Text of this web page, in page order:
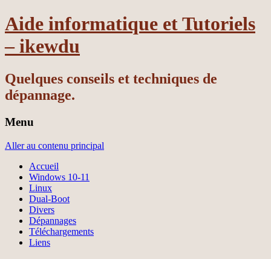
Aide informatique et Tutoriels
– ikewdu
Quelques conseils et techniques de
dépannage.
Menu
Aller au contenu principal
Accueil
Windows 10-11
Linux
Dual-Boot
Divers
Dépannages
Téléchargements
Liens